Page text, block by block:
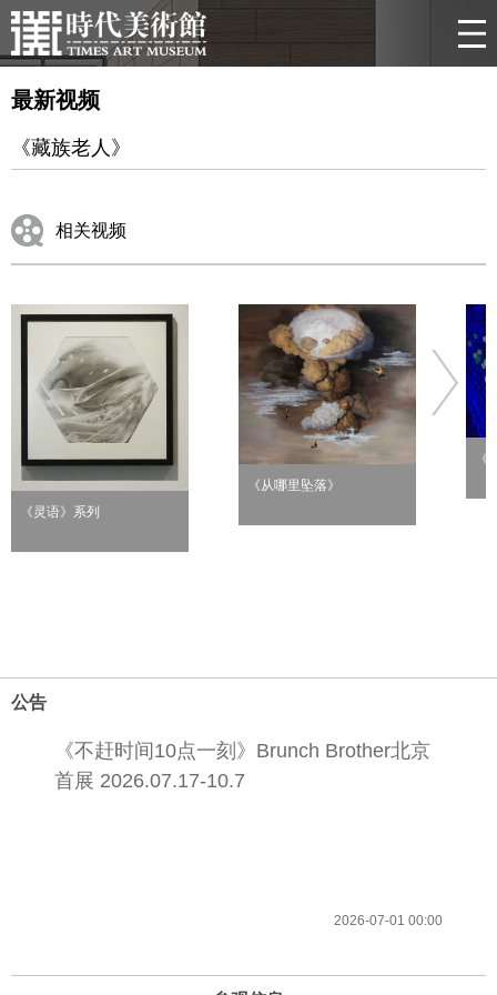
最新视频
《藏族老人》
相关视频
《灵语》系列
《从哪里坠落》
《
公告
《不赶时间10点一刻》Brunch Brother北京
首展 2026.07.17-10.7
2026-07-01 00:00